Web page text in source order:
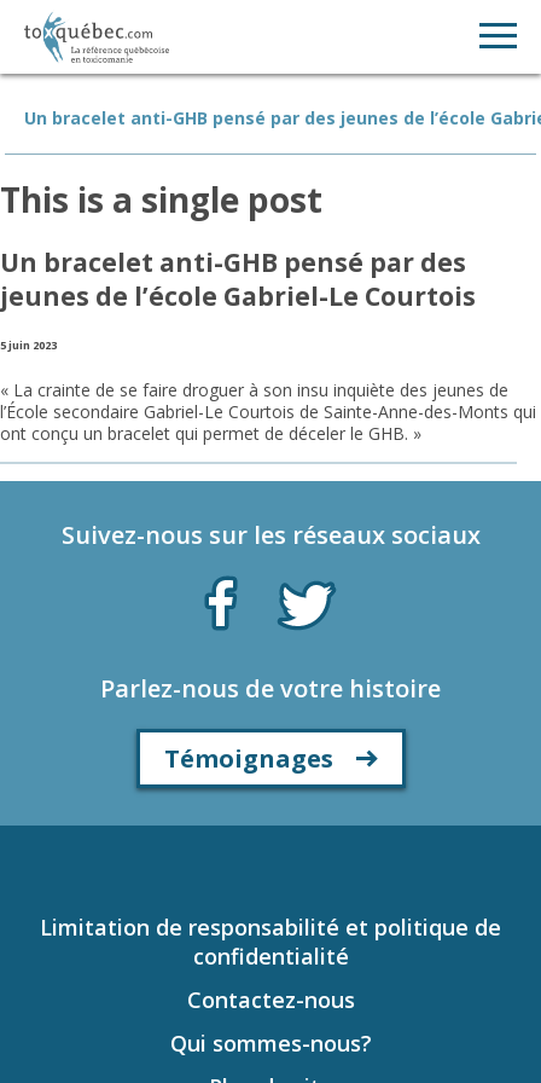
Un bracelet anti-GHB pensé par des jeunes de l’école
This is a single post
Un bracelet anti-GHB pensé par des
jeunes de l’école Gabriel-Le Courtois
5 juin 2023
« La crainte de se faire droguer à son insu inquiète des jeunes de
l’École secondaire Gabriel-Le Courtois de Sainte-Anne-des-Monts qui
ont conçu un bracelet qui permet de déceler le GHB. »
Suivez-nous sur les réseaux sociaux
Parlez-nous de votre histoire
Témoignages
Limitation de responsabilité et politique de
confidentialité
Contactez-nous
Qui sommes-nous?